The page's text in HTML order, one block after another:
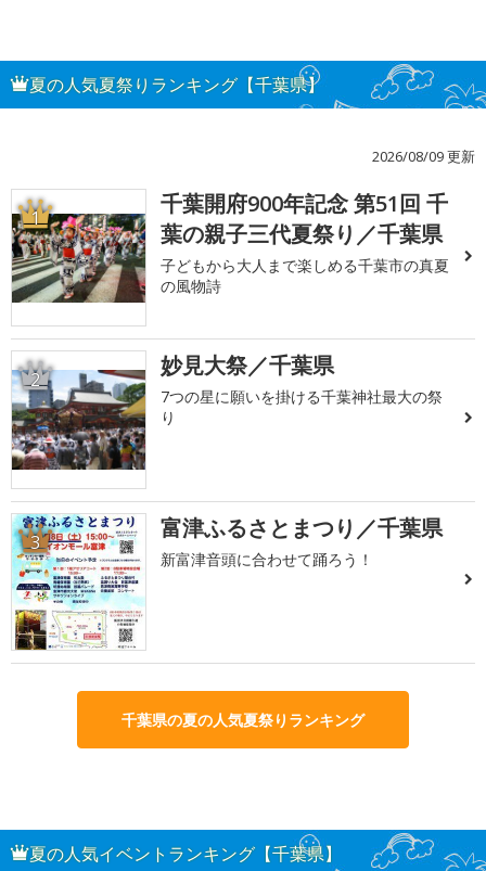
夏の人気夏祭りランキング【千葉県】
2026/08/09 更新
1
千葉開府900年記念 第51回 千
葉の親子三代夏祭り／千葉県
子どもから大人まで楽しめる千葉市の真夏
の風物詩
2 妙見大祭／千葉県
7つの星に願いを掛ける千葉神社最大の祭
り
3 富津ふるさとまつり／千葉県
新富津音頭に合わせて踊ろう！
千葉県の夏の人気夏祭りランキング
夏の人気イベントランキング【千葉県】